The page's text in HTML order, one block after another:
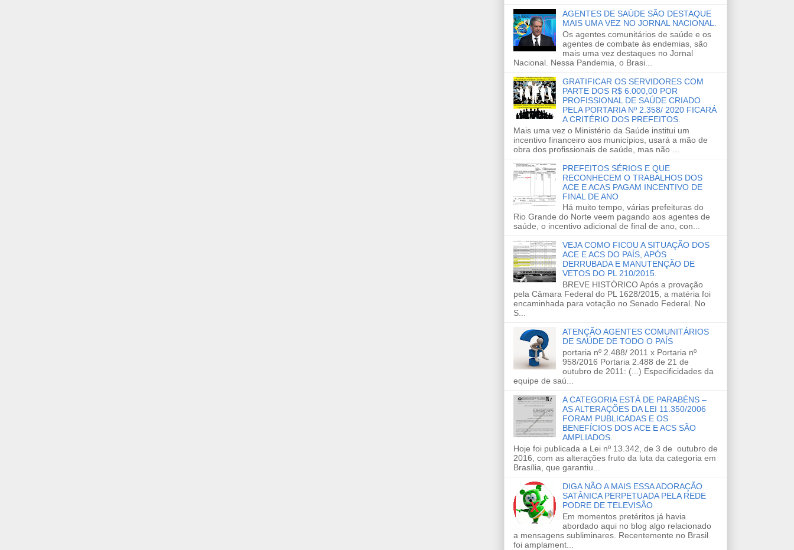
AGENTES DE SAÚDE SÃO DESTAQUE
MAIS UMA VEZ NO JORNAL NACIONAL.
Os agentes comunitários de saúde e os
agentes de combate às endemias, são
mais uma vez destaques no Jornal
Nacional. Nessa Pandemia, o Brasi...
GRATIFICAR OS SERVIDORES COM
PARTE DOS R$ 6.000,00 POR
PROFISSIONAL DE SAÚDE CRIADO
PELA PORTARIA Nº 2.358/ 2020 FICARÁ
A CRITÉRIO DOS PREFEITOS.
Mais uma vez o Ministério da Saúde institui um
incentivo financeiro aos municípios, usará a mão de
obra dos profissionais de saúde, mas não ...
PREFEITOS SÉRIOS E QUE
RECONHECEM O TRABALHOS DOS
ACE E ACAS PAGAM INCENTIVO DE
FINAL DE ANO
Há muito tempo, várias prefeituras do
Rio Grande do Norte veem pagando aos agentes de
saúde, o incentivo adicional de final de ano, con...
VEJA COMO FICOU A SITUAÇÃO DOS
ACE E ACS DO PAÍS, APÓS
DERRUBADA E MANUTENÇÃO DE
VETOS DO PL 210/2015.
BREVE HISTÓRICO Após a provação
pela Câmara Federal do PL 1628/2015, a matéria foi
encaminhada para votação no Senado Federal. No
S...
ATENÇÃO AGENTES COMUNITÁRIOS
DE SAÚDE DE TODO O PAÍS
portaria nº 2.488/ 2011 x Portaria nº
958/2016 Portaria 2.488 de 21 de
outubro de 2011: (...) Especificidades da
equipe de saú...
A CATEGORIA ESTÁ DE PARABÉNS –
AS ALTERAÇÕES DA LEI 11.350/2006
FORAM PUBLICADAS E OS
BENEFÍCIOS DOS ACE E ACS SÃO
AMPLIADOS.
Hoje foi publicada a Lei nº 13.342, de 3 de outubro de
2016, com as alterações fruto da luta da categoria em
Brasília, que garantiu...
DIGA NÃO A MAIS ESSA ADORAÇÃO
SATÂNICA PERPETUADA PELA REDE
PODRE DE TELEVISÃO
Em momentos pretéritos já havia
abordado aqui no blog algo relacionado
a mensagens subliminares. Recentemente no Brasil
foi amplament...